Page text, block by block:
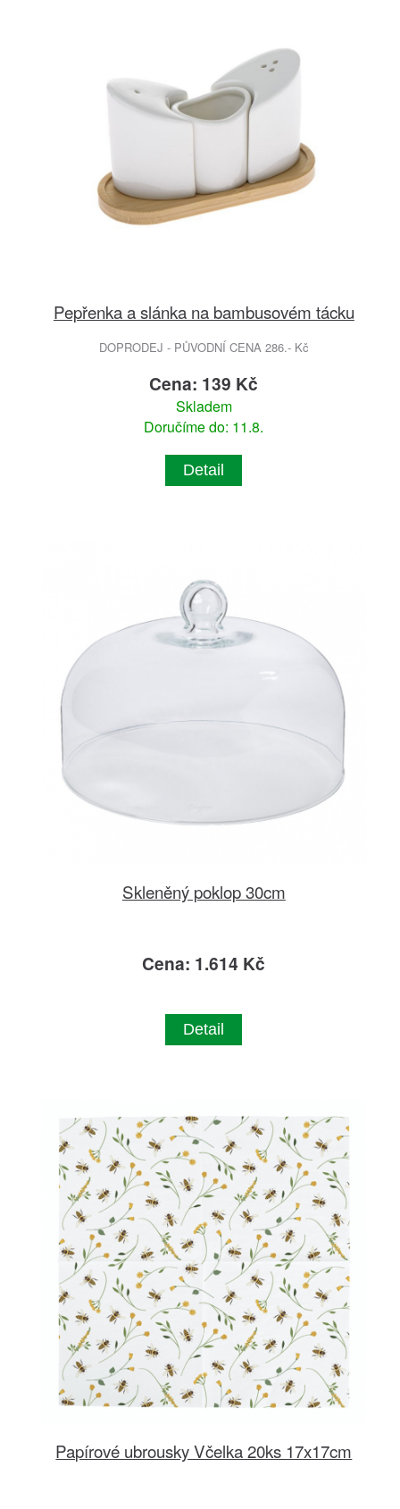
Pepřenka a slánka na bambusovém tácku
DOPRODEJ - PŮVODNÍ CENA 286.- Kč
Cena: 139 Kč
Skladem
Doručíme do: 11.8.
Detail
Skleněný poklop 30cm
Cena: 1.614 Kč
Detail
Papírové ubrousky Včelka 20ks 17x17cm